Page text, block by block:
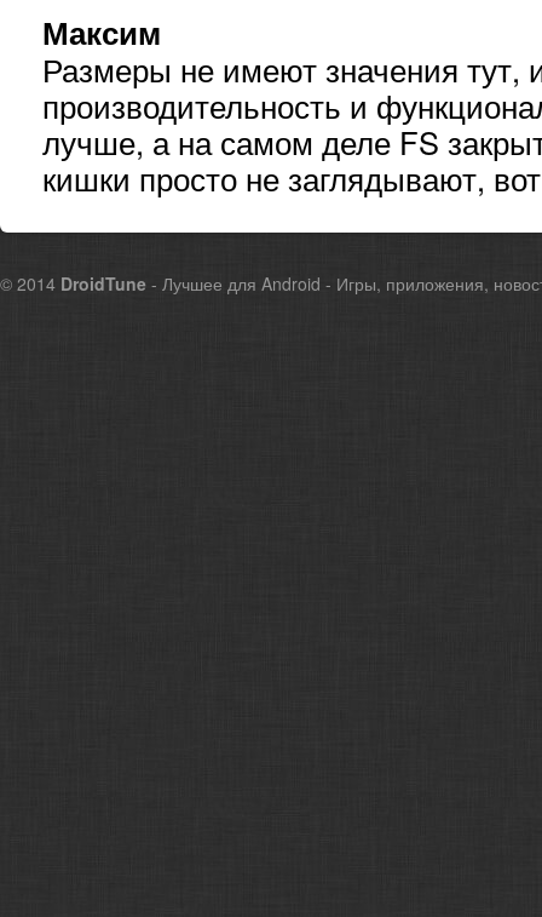
Максим
Размеры не имеют значения тут,
производительность и
лучше, а на самом деле FS
кишки просто не заглядывают,
© 2014 DroidTune - Лучшее для Android - Игры, приложения,